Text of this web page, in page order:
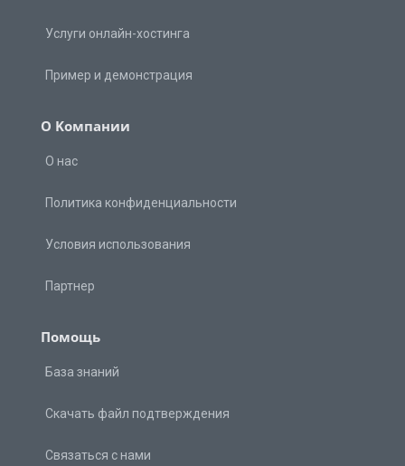
Услуги онлайн-хостинга
Пример и демонстрация
О Kомпании
О нас
Политика конфиденциальности
Условия использования
Партнер
Помощь
База знаний
Скачать файл подтверждения
Связаться с нами